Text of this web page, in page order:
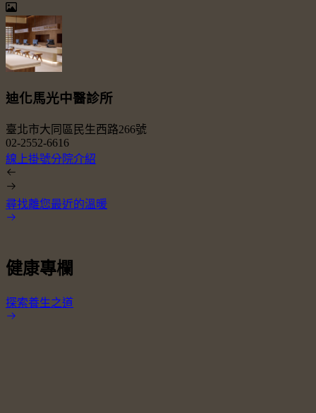
迪化馬光中醫診所
臺北市大同區民生西路266號
02-2552-6616
線上掛號分院介紹
尋找離您最近的溫暖
健康專欄
探索養生之道